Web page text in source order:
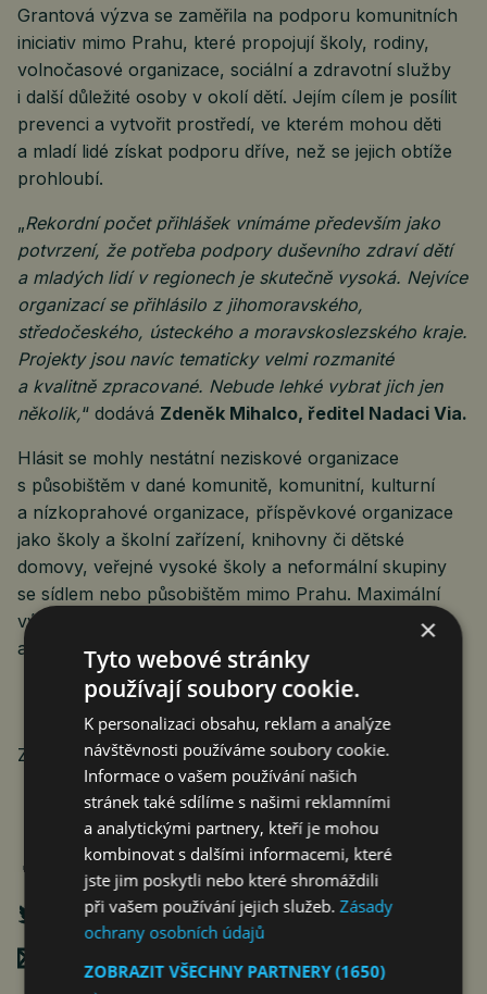
Grantová výzva se zaměřila na podporu komunitních
iniciativ mimo Prahu, které propojují školy, rodiny,
volnočasové organizace, sociální a zdravotní služby
i další důležité osoby v okolí dětí. Jejím cílem je posílit
prevenci a vytvořit prostředí, ve kterém mohou děti
a mladí lidé získat podporu dříve, než se jejich obtíže
prohloubí.
„Rekordní počet přihlášek vnímáme především jako
potvrzení, že potřeba podpory duševního zdraví dětí
a mladých lidí v regionech je skutečně vysoká. Nejvíce
organizací se přihlásilo z jihomoravského,
středočeského, ústeckého a moravskoslezského kraje.
Projekty jsou navíc tematicky velmi rozmanité
a kvalitně zpracované. Nebude lehké vybrat jich jen
několik,“ dodává Zdeněk Mihalco, ředitel Nadaci Via.
Hlásit se mohly nestátní neziskové organizace
s působištěm v dané komunitě, komunitní, kulturní
a nízkoprahové organizace, příspěvkové organizace
jako školy a školní zařízení, knihovny či dětské
domovy, veřejné vysoké školy a neformální skupiny
se sídlem nebo působištěm mimo Prahu. Maximální
výše podpory jednoho projektu je 200.000 Kč
a výsledky budou vyhlášeny na konci června.
Zdroj: T-Mobile
×
Tyto webové stránky
používají soubory cookie.
K personalizaci obsahu, reklam a analýze
návštěvnosti používáme soubory cookie.
Informace o vašem používání našich
stránek také sdílíme s našimi reklamními
a analytickými partnery, kteří je mohou
kombinovat s dalšími informacemi, které
jste jim poskytli nebo které shromáždili
při vašem používání jejich služeb.Zásady
ochrany osobních údajů
ZOBRAZIT VŠECHNY PARTNERY(1650)